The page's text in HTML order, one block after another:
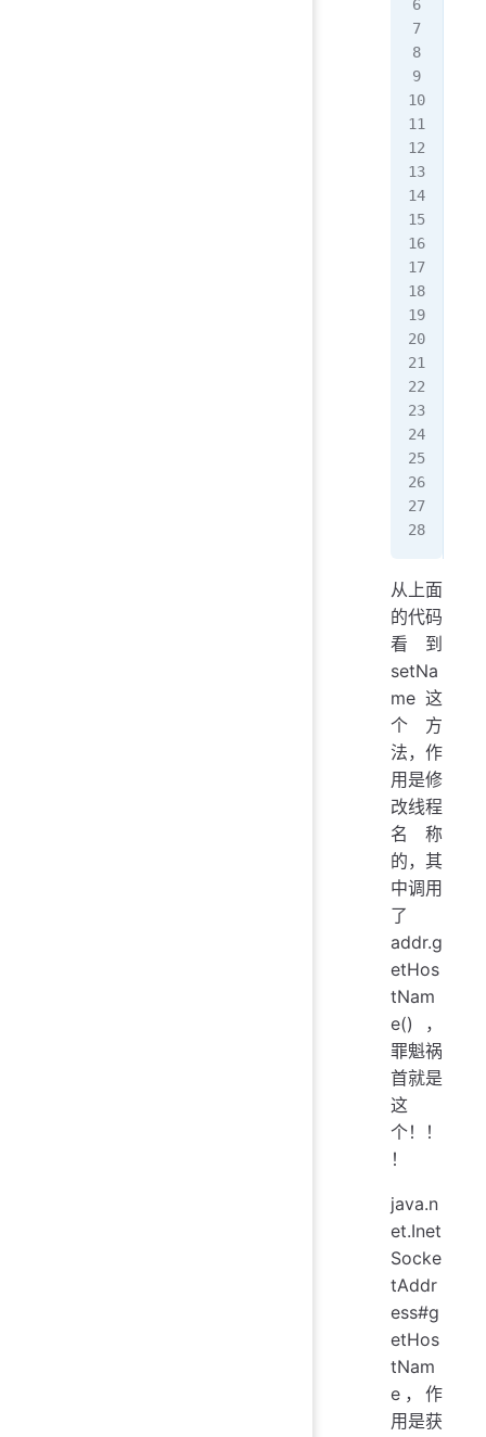
从上面
的代码
看到
setNa
me这
个方
法，作
用是修
改线程
名称
的，其
中调用
了
addr.g
etHos
tNam
e()，
罪魁祸
首就是
这
个！！
！
java.n
et.Inet
Socke
tAddr
ess#g
etHos
tNam
e，作
用是获